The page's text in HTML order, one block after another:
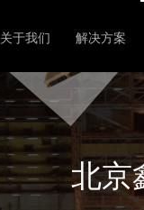
关于我们 解决方案
北京